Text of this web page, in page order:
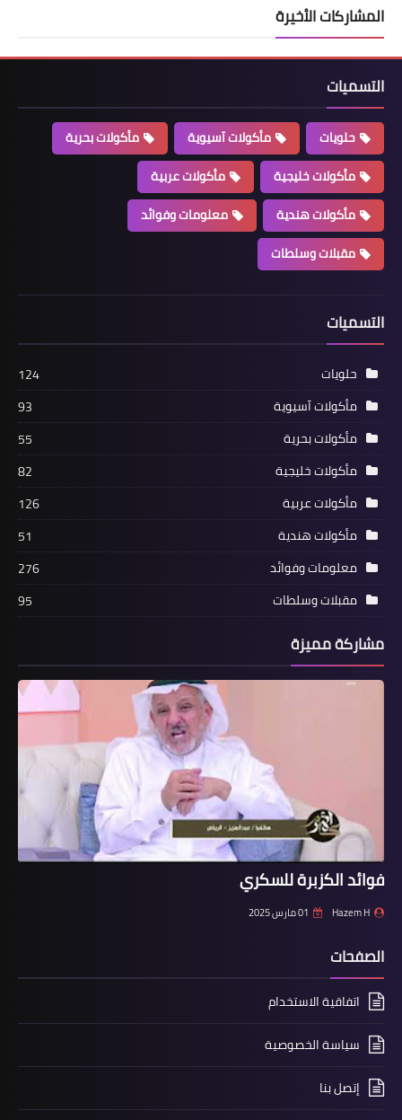
المشاركات الأخيرة
التسميات
حلويات مأكولات آسيوية
مأكولات بحرية
مأكولات خليجية
مأكولات عربية
مأكولات هندية
معلومات وفوائد
مقبلات وسلطات
التسميات
حلويات
124
مأكولات آسيوية
93
مأكولات بحرية
55
مأكولات خليجية
82
مأكولات عربية
126
مأكولات هندية
51
معلومات وفوائد
276
مقبلات وسلطات
95
مشاركة مميزة
فوائد الكزبرة للسكري
Hazem H 01 مارس 2025
الصفحات
اتفاقية الاستخدام
سياسة الخصوصية
إتصل بنا